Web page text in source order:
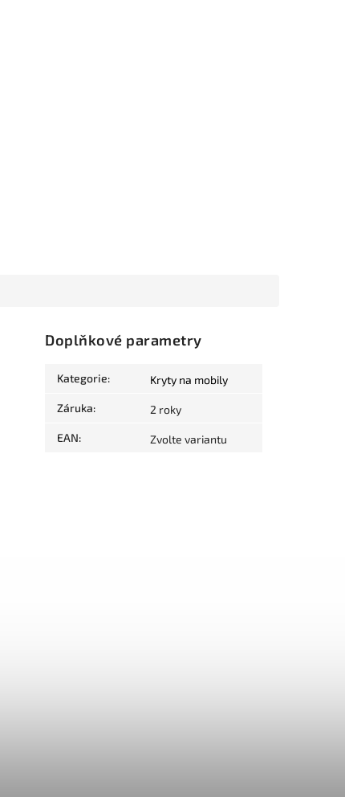
Doplňkové parametry
Kategorie: Kryty na mobily
Záruka: 2 roky
EAN: Zvolte variantu